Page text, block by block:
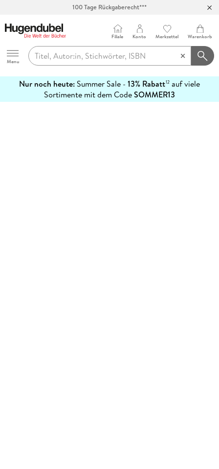
100 Tage Rückgaberecht***
Hugendubel
Menu
Filiale Konto Merkzettel Warenkorb
Nur noch heute: Summer Sale - 13% Rabatt12 auf viele
Sortimente mit dem CodeSOMMER13
erfahren